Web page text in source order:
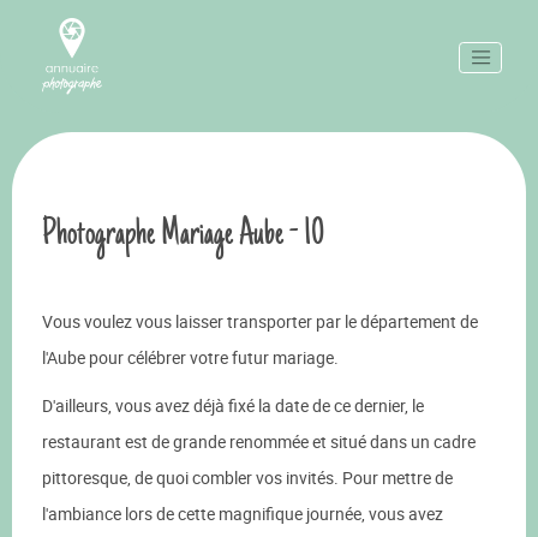
Photographe Mariage Aube - 10
Vous voulez vous laisser transporter par le département de
l'Aube pour célébrer votre futur mariage.
D'ailleurs, vous avez déjà fixé la date de ce dernier, le
restaurant est de grande renommée et situé dans un cadre
pittoresque, de quoi combler vos invités. Pour mettre de
l'ambiance lors de cette magnifique journée, vous avez